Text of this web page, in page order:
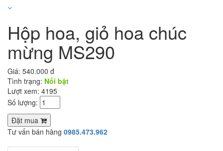
Hộp hoa, giỏ hoa chúc
mừng MS290
Giá: 540.000 đ
Tình trạng: Nổi bật
Lượt xem: 4195
Số lượng:
Đặt mua
Tư vấn bán hàng 0985.473.962